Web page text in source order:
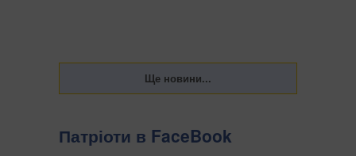
Патріоти в FaceBook